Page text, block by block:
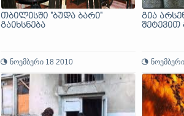
თბილისში "ბუდა ბარი"
გაიხსნება
ნოემბერი 18 2010
გია